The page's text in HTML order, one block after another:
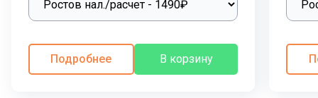
проложенных как под землёй на глубине от 0,5 до 6
железобетонных лотков.Плиты обеспечивают
герметичность и защищают компоненты теплотрасс от
внешних воздействий агрессивной среды и
Подробнее В корзину